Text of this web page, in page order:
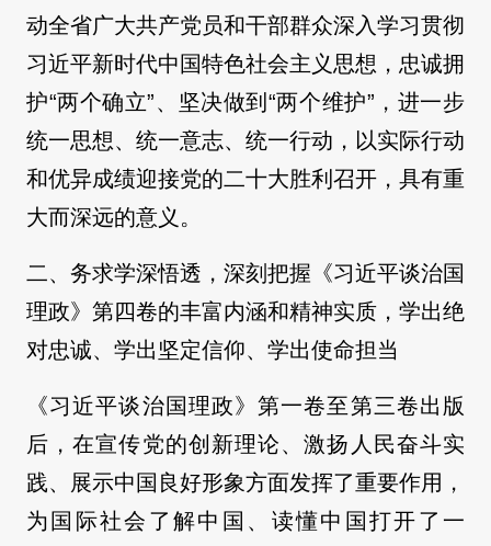
动全省广大共产党员和干部群众深入学习贯彻
习近平新时代中国特色社会主义思想，忠诚拥
护“两个确立”、坚决做到“两个维护”，进一步
统一思想、统一意志、统一行动，以实际行动
和优异成绩迎接党的二十大胜利召开，具有重
大而深远的意义。
二、务求学深悟透，深刻把握《习近平谈治国
理政》第四卷的丰富内涵和精神实质，学出绝
对忠诚、学出坚定信仰、学出使命担当
《习近平谈治国理政》第一卷至第三卷出版
后，在宣传党的创新理论、激扬人民奋斗实
践、展示中国良好形象方面发挥了重要作用，
为国际社会了解中国、读懂中国打开了一